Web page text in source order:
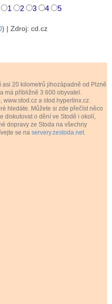
1 2 3 4 5
) | Zdroj: cd.cz
20 kilometrů jihozápadně od Plzně
má přibližně 3 600 obyvatel.
www.stod.cz a stod.hyperlinx.cz.
hledáte. Můžete si zde přečíst něco
diskutovat o dění ve Stodě i okolí,
dopravy ze Stoda na všechny
se na servery.zestoda.net.